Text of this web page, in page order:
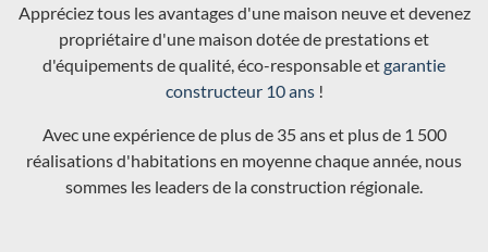
Appréciez tous les avantages d'une maison neuve et devenez
propriétaire d'une maison dotée de prestations et
d'équipements de qualité, éco-responsable etgarantie
constructeur 10 ans!
Avec une expérience de plus de 35 ans et plus de 1 500
réalisations d'habitations en moyenne chaque année, nous
sommes les leaders de la construction régionale.